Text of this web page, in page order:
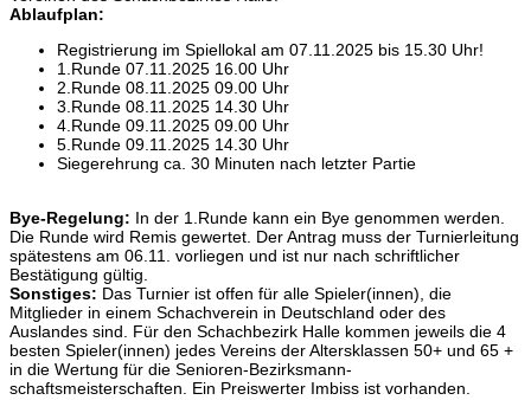
Ablaufplan:
Registrierung im Spiellokal am 07.11.2025 bis 15.30 Uhr!
1.Runde 07.11.2025 16.00 Uhr
2.Runde 08.11.2025 09.00 Uhr
3.Runde 08.11.2025 14.30 Uhr
4.Runde 09.11.2025 09.00 Uhr
5.Runde 09.11.2025 14.30 Uhr
Siegerehrung ca. 30 Minuten nach letzter Partie
Bye-Regelung: In der 1.Runde kann ein Bye genommen werden.
Die Runde wird Remis gewertet. Der Antrag muss der Turnierleitung
spätestens am 06.11. vorliegen und ist nur nach schriftlicher
Bestätigung gültig.
Sonstiges: Das Turnier ist offen für alle Spieler(innen), die
Mitglieder in einem Schachverein in Deutschland oder des
Auslandes sind. Für den Schachbezirk Halle kommen jeweils die 4
besten Spieler(innen) jedes Vereins der Altersklassen 50+ und 65 +
in die Wertung für die Senioren-Bezirksmann-
schaftsmeisterschaften. Ein Preiswerter Imbiss ist vorhanden.